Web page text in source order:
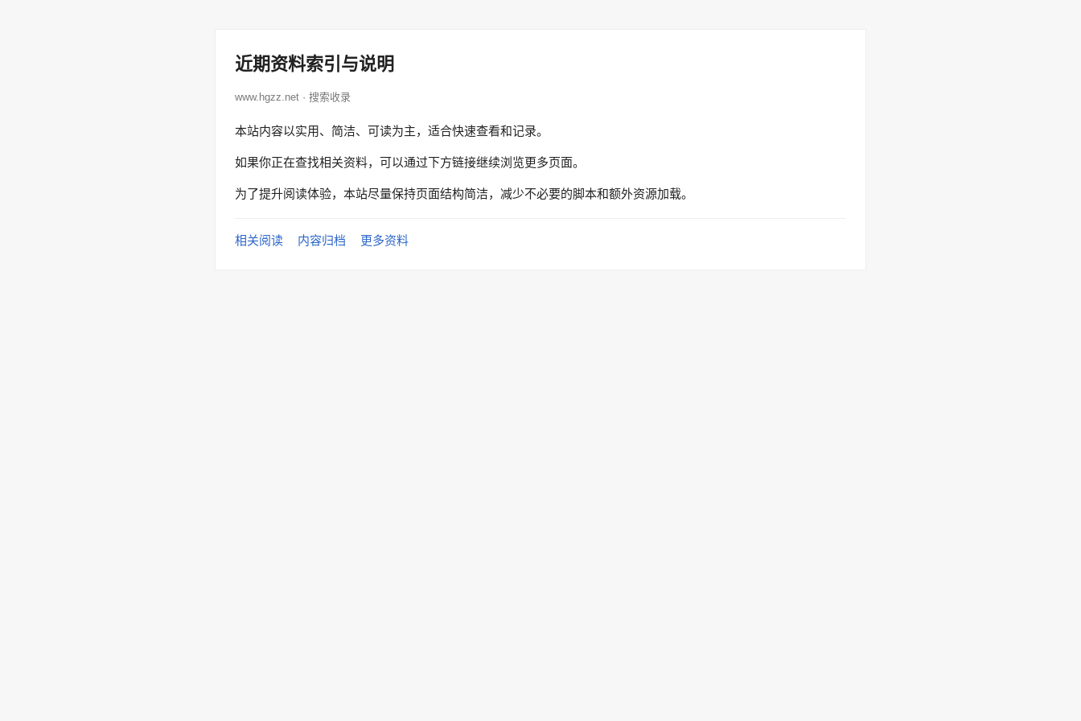
近期资料索引与说明
www.hgzz.net · 搜索收录
本站内容以实用、简洁、可读为主，适合快速查看和记录。
如果你正在查找相关资料，可以通过下方链接继续浏览更多页面。
为了提升阅读体验，本站尽量保持页面结构简洁，减少不必要的脚本和额外资源加载。
相关阅读 内容归档 更多资料